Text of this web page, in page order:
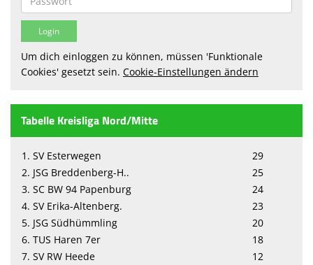
Um dich einloggen zu können, müssen 'Funktionale
Cookies' gesetzt sein. Cookie-Einstellungen ändern
Tabelle Kreisliga Nord/Mitte
1. SV Esterwegen
29
2. JSG Breddenberg-H..
25
3. SC BW 94 Papenburg
24
4. SV Erika-Altenberg.
23
5. JSG Südhümmling
20
6. TUS Haren 7er
18
7. SV RW Heede
12